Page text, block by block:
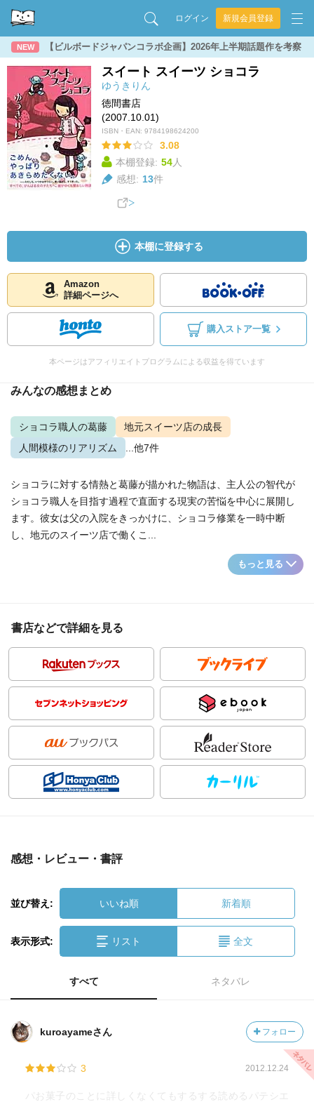
ログイン 新規会員登録
NEW 【ビルボードジャパンコラボ企画】2026年上半期話題作を考察
スイート スイーツ ショコラ
ゆうきりん
徳間書店
(2007.10.01)
ISBN・EAN: 9784198624200
3.08
本棚登録: 54人
感想: 13件
本棚に登録する
Amazon
詳細ページへ
購入ストア一覧
本ページはアフィリエイトプログラムによる収益を得ています
みんなの感想まとめ
ショコラ職人の葛藤
地元スイーツ店の成長
人間模様のリアリズム
...他7件
ショコラに対する情熱と葛藤が描かれた物語は、主人公の智代が
ショコラ職人を目指す過程で直面する現実の苦悩を中心に展開し
ます。彼女は父の入院をきっかけに、ショコラ修業を一時中断
し、地元のスイーツ店で働くこ...
もっと見る
書店などで詳細を見る
感想・レビュー・書評
並び替え: いいね順 新着順
表示形式: リスト 全文
すべて ネタバレ
kuroayameさん フォロー
3 2012.12.24
パお菓子のことに詳しくなくてもするする読めるパテシエ